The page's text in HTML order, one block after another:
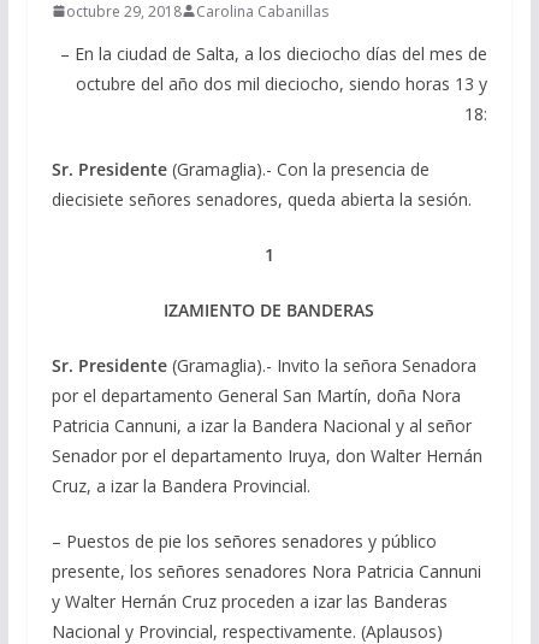
octubre 29, 2018 Carolina Cabanillas
– En la ciudad de Salta, a los dieciocho días del mes de
octubre del año dos mil dieciocho, siendo horas 13 y
18:
Sr. Presidente(Gramaglia).- Con la presencia de
diecisiete señores senadores, queda abierta la sesión.
1
IZAMIENTO DE BANDERAS
Sr. Presidente(Gramaglia).- Invito la señora Senadora
por el departamento General San Martín, doña Nora
Patricia Cannuni, a izar la Bandera Nacional y al señor
Senador por el departamento Iruya, don Walter Hernán
Cruz, a izar la Bandera Provincial.
– Puestos de pie los señores senadores y público
presente, los señores senadores Nora Patricia Cannuni
y Walter Hernán Cruz proceden a izar las Banderas
Nacional y Provincial, respectivamente. (Aplausos)